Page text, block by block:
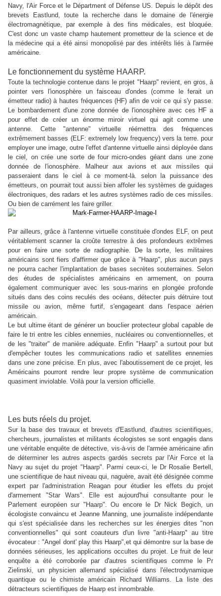
Navy, l'Air Force et le Départment of Défense US. Depuis le dépôt des
brevets Eastlund, toute la recherche dans le domaine de l'énergie
électromagnétique, par exemple à des fins médicales, est bloquée.
C'est donc un vaste champ hautement prometteur de la science et de
la médecine qui a été ainsi monopolisé par des intérêts liés à l'armée
américaine.
Le fonctionnement du système HAARP.
Toute la technologie contenue dans le projet "Haarp" revient, en gros, à
pointer vers l'ionosphère un faisceau d'ondes (comme le ferait un
émetteur radio) à hautes fréquences (HF) afin de voir ce qui s'y passe.
Le bombardement d'une zone donnée de l'ionosphère avec ces HF a
pour effet de créer un énorme miroir virtuel qui agit comme une
antenne. Cette "antenne" virtuelle réémettra des fréquences
extrêmement basses (ELF: extremely low frequency) vers la terre. pour
employer une image, outre l'effet d'antenne virtuelle ainsi déployée dans
le ciel, on crée une sorte de four micro-ondes géant dans une zone
donnée de l'ionosphère. Malheur aux avions et aux missiles qui
passeraient dans le ciel à ce moment-là. selon la puissance des
émetteurs, on pourrait tout aussi bien affoler les systèmes de guidages
électroniques, des radars et les autres systèmes radio de ces missiles.
Ou bien de carrément les faire griller.
Par ailleurs, grâce à l'antenne virtuelle constituée d'ondes ELF, on peut
véritablement scanner la croûte terrestre à des profondeurs extrêmes
pour en faire une sorte de radiographie. De la sorte, les militaires
américains sont fiers d'affirmer que grâce à "Haarp", plus aucun pays
ne pourra cacher l'implantation de bases secrètes souterraines. Selon
des études de spécialistes américains en armement, on pourra
également communiquer avec les sous-marins en plongée profonde
situés dans des coins reculés des océans, détecter puis détruire tout
missile ou avion, même furtif, s'engageant dans l'espace aérien
américain.
Le but ultime étant de générer un bouclier protecteur global capable de
faire le tri entre les cibles ennemies, nucléaires ou conventionnelles, et
de les "traiter" de manière adéquate. Enfin "Haarp" a surtout pour but
d'empêcher toutes les communications radio et satellites ennemies
dans une zone précise. En plus, avec l'aboutissement de ce projet, les
Américains pourront rendre leur propre système de communication
quasiment inviolable. Voilà pour la version officielle.
Les buts réels du projet.
Sur la base des travaux et brevets d'Eastlund, d'autres scientifiques,
chercheurs, journalistes et militants écologistes se sont engagés dans
une véritable enquête de détective, vis-à-vis de l'armée américaine afin
de déterminer les autres aspects gardés secrets par l'Air Force et la
Navy au sujet du projet "Haarp". Parmi ceux-ci, le Dr Rosalie Bertell,
une scientifique de haut niveau qui, naguère, avait été désignée comme
expert par l'administration Reagan pour étudier les effets du projet
d'armement "Star Wars". Elle est aujourd'hui consultante pour le
Parlement européen sur "Haarp". Ou encore le Dr Nick Begich, un
écologiste convaincu et Jeanne Manning, une journaliste indépendante
qui s'est spécialisée dans les recherches sur les énergies dites "non
conventionnelles" qui sont coauteurs d'un livre "anti-Haarp" au titre
évocateur : "Angel dont' play this Haarp",et qui démontre sur la base de
données sérieuses, les applications occultes du projet. Le fruit de leur
enquête a été corroborée par d'autres scientifiques comme le Pr
Zielinski, un physicien allemand spécialisé dans l'électrodynamique
quantique ou le chimiste américain Richard Williams. La liste des
détracteurs scientifiques de Haarp est innombrable.